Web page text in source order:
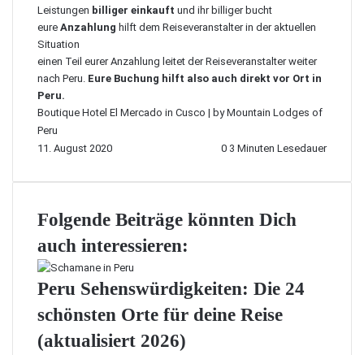
Leistungen billiger einkauft und ihr billiger bucht
eure Anzahlung hilft dem Reiseveranstalter in der aktuellen
Situation
einen Teil eurer Anzahlung leitet der Reiseveranstalter weiter
nach Peru. Eure Buchung hilft also auch direkt vor Ort in
Peru.
Boutique Hotel El Mercado in Cusco | by Mountain Lodges of
Peru
11. August 2020
0 3 Minuten Lesedauer
Folgende Beiträge könnten Dich
auch interessieren:
Peru Sehenswürdigkeiten: Die 24
schönsten Orte für deine Reise
(aktualisiert 2026)